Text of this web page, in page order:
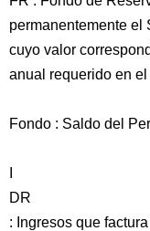
permanentemente el
cuyo valor
anual requerido en
Fondo : Saldo del
DR
: Ingresos que